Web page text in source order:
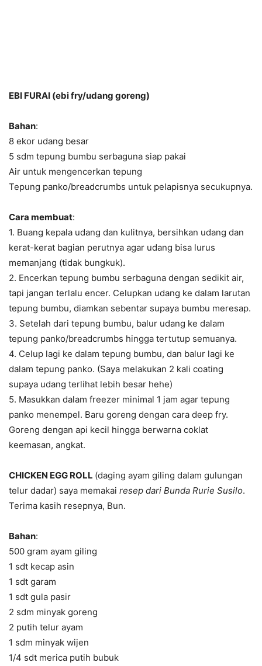
EBI FURAI (ebi fry/udang goreng)
Bahan:
8 ekor udang besar
5 sdm tepung bumbu serbaguna siap pakai
Air untuk mengencerkan tepung
Tepung panko/breadcrumbs untuk pelapisnya secukupnya.
Cara membuat:
1. Buang kepala udang dan kulitnya, bersihkan udang dan
kerat-kerat bagian perutnya agar udang bisa lurus
memanjang (tidak bungkuk).
2. Encerkan tepung bumbu serbaguna dengan sedikit air,
tapi jangan terlalu encer. Celupkan udang ke dalam larutan
tepung bumbu, diamkan sebentar supaya bumbu meresap.
3. Setelah dari tepung bumbu, balur udang ke dalam
tepung panko/breadcrumbs hingga tertutup semuanya.
4. Celup lagi ke dalam tepung bumbu, dan balur lagi ke
dalam tepung panko. (Saya melakukan 2 kali coating
supaya udang terlihat lebih besar hehe)
5. Masukkan dalam freezer minimal 1 jam agar tepung
panko menempel. Baru goreng dengan cara deep fry.
Goreng dengan api kecil hingga berwarna coklat
keemasan, angkat.
CHICKEN EGG ROLL (daging ayam giling dalam gulungan
telur dadar) saya memakai resep dari Bunda Rurie Susilo.
Terima kasih resepnya, Bun.
Bahan:
500 gram ayam giling
1 sdt kecap asin
1 sdt garam
1 sdt gula pasir
2 sdm minyak goreng
2 putih telur ayam
1 sdm minyak wijen
1/4 sdt merica putih bubuk